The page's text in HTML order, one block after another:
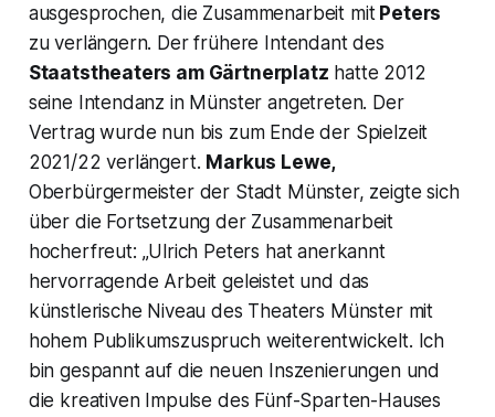
ausgesprochen, die Zusammenarbeit mitPeters
zu verlängern. Der frühere Intendant des
Staatstheaters am Gärtnerplatz hatte 2012
seine Intendanz in Münster angetreten. Der
Vertrag wurde nun bis zum Ende der Spielzeit
2021/22 verlängert. Markus Lewe,
Oberbürgermeister der Stadt Münster, zeigte sich
über die Fortsetzung der Zusammenarbeit
hocherfreut: „Ulrich Peters hat anerkannt
hervorragende Arbeit geleistet und das
künstlerische Niveau des Theaters Münster mit
hohem Publikumszuspruch weiterentwickelt. Ich
bin gespannt auf die neuen Inszenierungen und
die kreativen Impulse des Fünf-Sparten-Hauses